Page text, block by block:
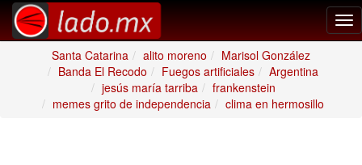
Santa Catarina
alito moreno
Marisol González
Banda El Recodo
Fuegos artificiales
Argentina
jesús maría tarriba
frankenstein
memes grito de independencia
clima en hermosillo